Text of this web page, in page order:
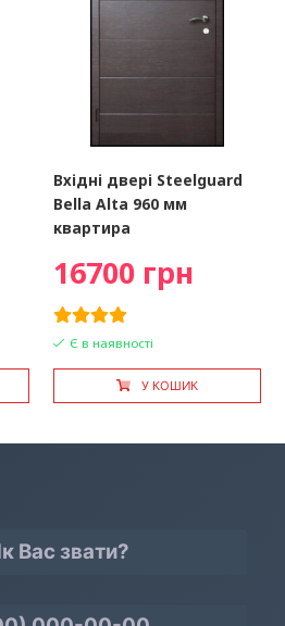
Вхідні двері Steelguard
Bella Alta 960 мм
квартира
16700 грн
Є в наявності
У КОШИК